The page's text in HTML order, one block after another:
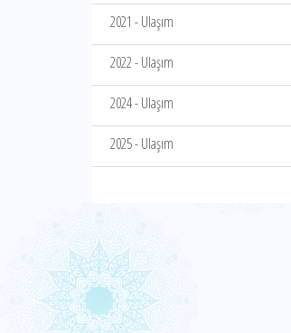
2021 - Ulaşım
2022 - Ulaşım
2024 - Ulaşım
2025 - Ulaşım